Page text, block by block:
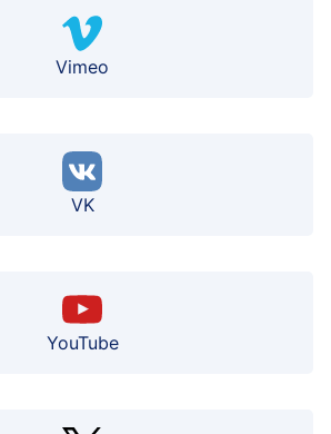
Vimeo
VK
YouTube